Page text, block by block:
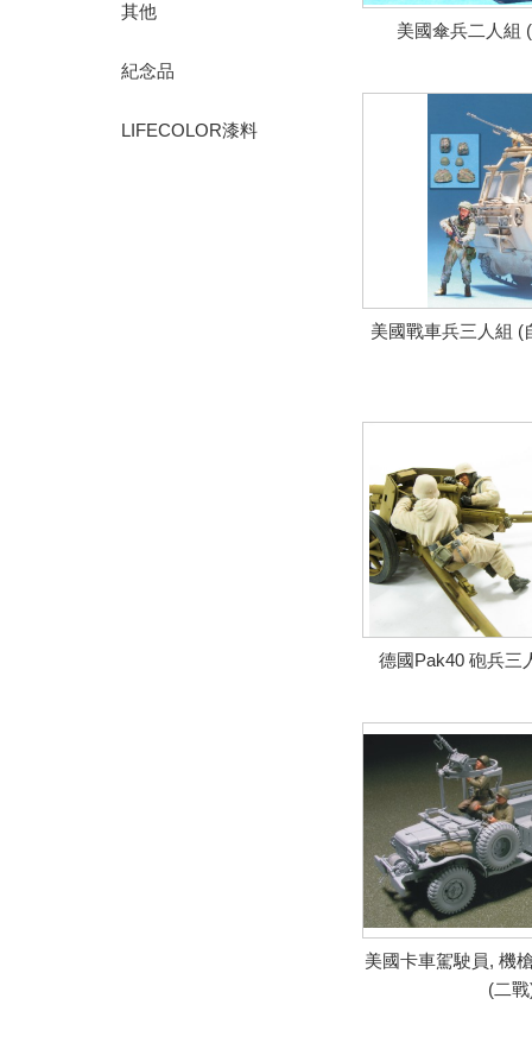
其他
紀念品
LIFECOLOR漆料
美國傘兵二人組
美國戰車兵三人組 (
德國Pak40 砲兵三
美國卡車駕駛員, 機
(二